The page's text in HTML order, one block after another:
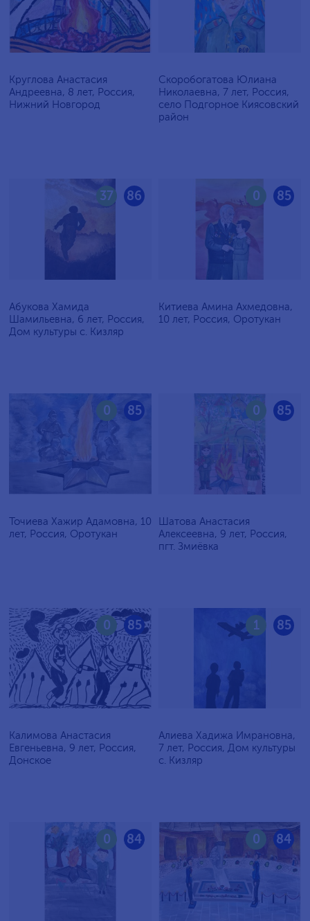
Круглова Анастасия
Андреевна, 8 лет, Россия,
Нижний Новгород
Скоробогатова Юлиана
Николаевна, 7 лет, Россия,
село Подгорное Киясовский
район
86
37
Абукова Хамида
Шамильевна, 6 лет, Россия,
Дом культуры с. Кизляр
85
0
Китиева Амина Ахмедовна,
10 лет, Россия, Оротукан
85
0
Точиева Хажир Адамовна, 10
лет, Россия, Оротукан
85
0
Шатова Анастасия
Алексеевна, 9 лет, Россия,
пгт. Змиёвка
85
0
Калимова Анастасия
Евгеньевна, 9 лет, Россия,
Донское
85
1
Алиева Хадижа Имрановна,
7 лет, Россия, Дом культуры
с. Кизляр
84
0 84
0